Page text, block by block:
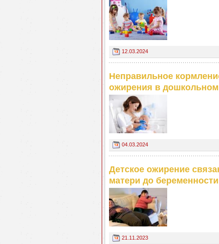
12.03.2024
Неправильное
ожирения в дошкольном
04.03.2024
Детское ожирение
матери до беременности
21.11.2023